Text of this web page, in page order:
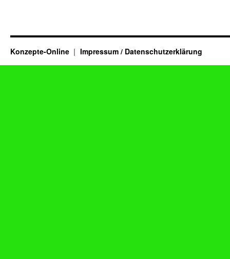
Konzepte-Online Impressum / Datenschutzerklärung